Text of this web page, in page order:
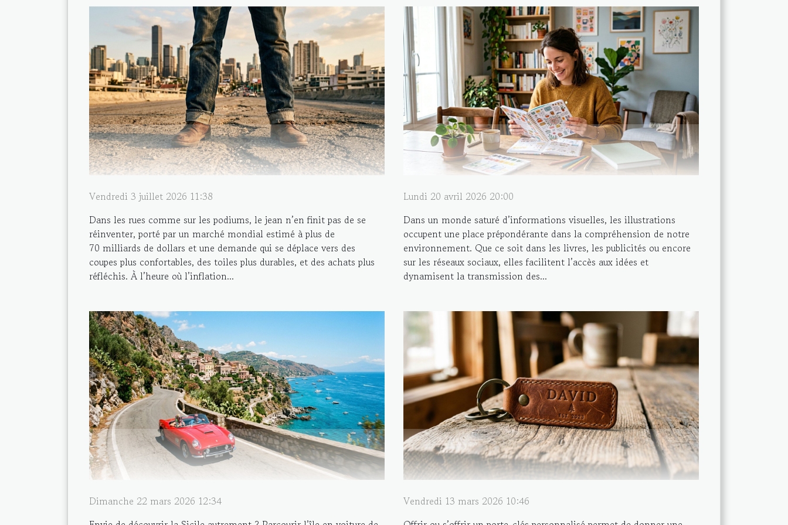
Vendredi 3 juillet 2026 11:38
Dans les rues comme sur les podiums, le jean n’en finit pas de se
réinventer, porté par un marché mondial estimé à plus de
70 milliards de dollars et une demande qui se déplace vers des
coupes plus confortables, des toiles plus durables, et des achats plus
réfléchis. À l’heure où l’inflation...
Lundi 20 avril 2026 20:00
Dans un monde saturé d’informations visuelles, les illustrations
occupent une place prépondérante dans la compréhension de notre
environnement. Que ce soit dans les livres, les publicités ou encore
sur les réseaux sociaux, elles facilitent l’accès aux idées et
dynamisent la transmission des...
Dimanche 22 mars 2026 12:34
Vendredi 13 mars 2026 10:46